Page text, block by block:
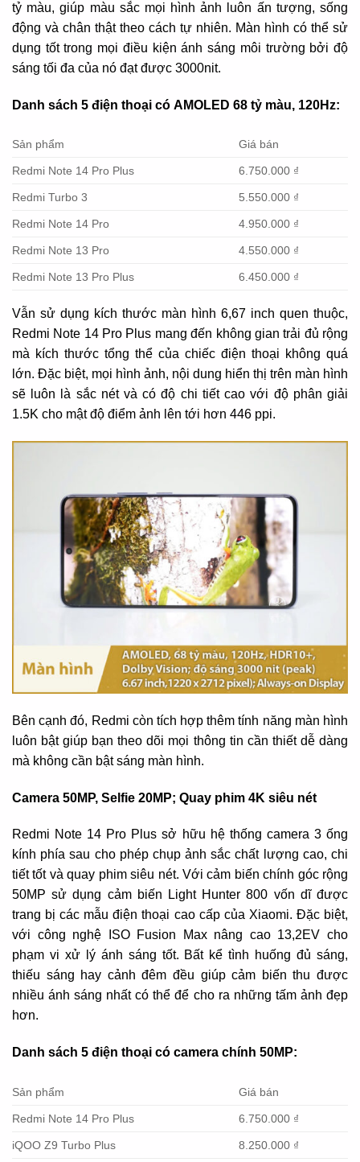
tỷ màu, giúp màu sắc mọi hình ảnh luôn ấn tượng, sống
động và chân thật theo cách tự nhiên. Màn hình có thể sử
dụng tốt trong mọi điều kiện ánh sáng môi trường bởi độ
sáng tối đa của nó đạt được 3000nit.
Danh sách 5 điện thoại có AMOLED 68 tỷ màu, 120Hz:
Sản phẩm Giá bán
Redmi Note 14 Pro Plus 6.750.000 ₫
Redmi Turbo 3 5.550.000 ₫
Redmi Note 14 Pro 4.950.000 ₫
Redmi Note 13 Pro 4.550.000 ₫
Redmi Note 13 Pro Plus 6.450.000 ₫
Vẫn sử dụng kích thước màn hình 6,67 inch quen thuộc,
Redmi Note 14 Pro Plus mang đến không gian trải đủ rộng
mà kích thước tổng thể của chiếc điện thoại không quá
lớn. Đặc biệt, mọi hình ảnh, nội dung hiển thị trên màn hình
sẽ luôn là sắc nét và có độ chi tiết cao với độ phân giải
1.5K cho mật độ điểm ảnh lên tới hơn 446 ppi.
Bên cạnh đó, Redmi còn tích hợp thêm tính năng màn hình
luôn bật giúp bạn theo dõi mọi thông tin cần thiết dễ dàng
mà không cần bật sáng màn hình.
Camera 50MP, Selfie 20MP; Quay phim 4K siêu nét
Redmi Note 14 Pro Plus sở hữu hệ thống camera 3 ống
kính phía sau cho phép chụp ảnh sắc chất lượng cao, chi
tiết tốt và quay phim siêu nét. Với cảm biến chính góc rộng
50MP sử dụng cảm biến Light Hunter 800 vốn dĩ được
trang bị các mẫu điện thoại cao cấp của Xiaomi. Đặc biệt,
với công nghệ ISO Fusion Max nâng cao 13,2EV cho
phạm vi xử lý ánh sáng tốt. Bất kể tình huống đủ sáng,
thiếu sáng hay cảnh đêm đều giúp cảm biến thu được
nhiều ánh sáng nhất có thể để cho ra những tấm ảnh đẹp
hơn.
Danh sách 5 điện thoại có camera chính 50MP:
Sản phẩm Giá bán
Redmi Note 14 Pro Plus 6.750.000 ₫
iQOO Z9 Turbo Plus 8.250.000 ₫